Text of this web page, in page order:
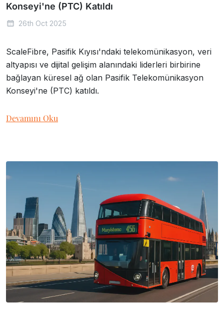
Konseyi'ne (PTC) Katıldı
26th Oct 2025
ScaleFibre, Pasifik Kıyısı'ndaki telekomünikasyon, veri
altyapısı ve dijital gelişim alanındaki liderleri birbirine
bağlayan küresel ağ olan Pasifik Telekomünikasyon
Konseyi'ne (PTC) katıldı.
Devamını Oku